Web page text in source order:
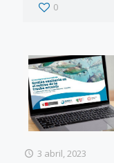
0
3 abril, 2023